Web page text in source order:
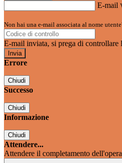
E-mail
Non hai una e-mail associata al nome
E-mail inviata, si prega di controllare
Errore
Chiudi
Successo
Chiudi
Informazione
Chiudi
Attendere...
Attendere il completamento